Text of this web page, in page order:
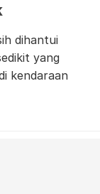
dihantui
yang
kendaraan